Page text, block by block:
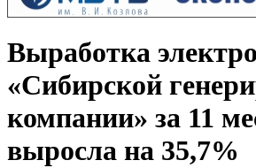
Выработка
«Сибирской
компании» за 11
выросла на 35,7%